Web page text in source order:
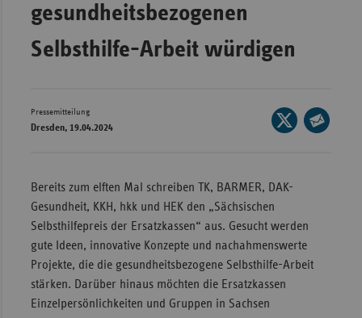
gesundheitsbezogenen
Selbsthilfe-Arbeit würdigen
Pressemitteilung
Dresden, 19.04.2024
Seite
auf
Bereits zum elften Mal schreiben TK, BARMER, DAK-
Gesundheit, KKH, hkk und HEK den „Sächsischen
Selbsthilfepreis der Ersatzkassen“ aus. Gesucht werden
gute Ideen, innovative Konzepte und nachahmenswerte
Projekte, die die gesundheitsbezogene Selbsthilfe-Arbeit
stärken. Darüber hinaus möchten die Ersatzkassen
Einzelpersönlichkeiten und Gruppen in Sachsen